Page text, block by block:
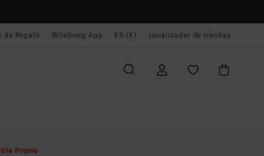
de Regalo Billabong App ES (€) Localizador de tiendas
Promo